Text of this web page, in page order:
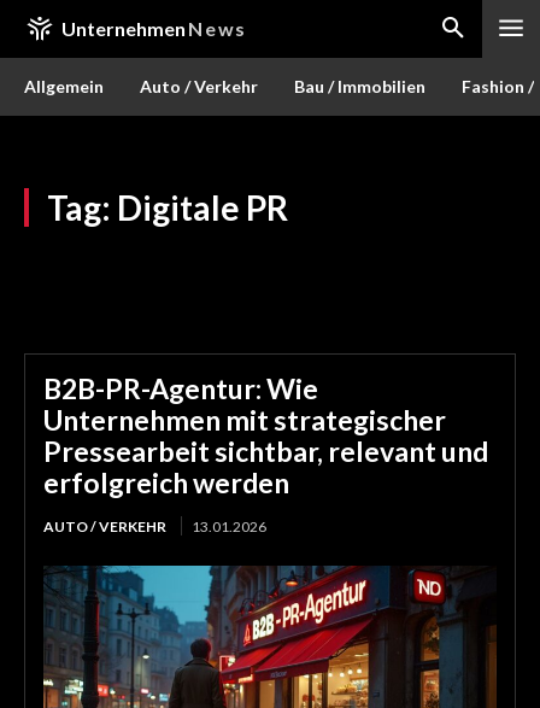
Unternehmen News
Allgemein Auto / Verkehr Bau / Immobilien Fashion /
Tag: Digitale PR
B2B-PR-Agentur: Wie
Unternehmen mit strategischer
Pressearbeit sichtbar, relevant und
erfolgreich werden
AUTO / VERKEHR 13.01.2026